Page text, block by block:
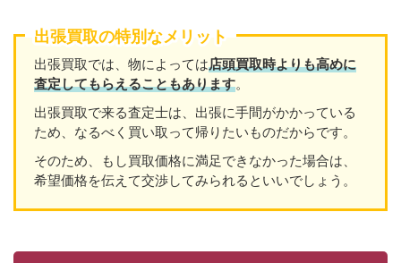
出張買取の特別なメリット
出張買取では、物によっては店頭買取時よりも高めに
査定してもらえることもあります。
出張買取で来る査定士は、出張に手間がかかっている
ため、なるべく買い取って帰りたいものだからです。
そのため、もし買取価格に満足できなかった場合は、
希望価格を伝えて交渉してみられるといいでしょう。